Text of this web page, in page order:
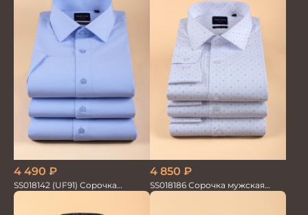
4 490 ₽
SS018142 (UF91) Сорочка
мужская GROSTYLE TRENDY
4 850 ₽
SS018186 Сорочка мужская
GROSTYLE TRENDY